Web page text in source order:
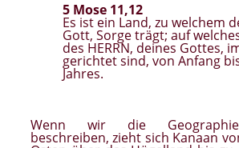
5 Mose 11,12
Es ist ein Land, zu welchem
Gott, Sorge trägt; auf
des HERRN, deines Gottes,
gerichtet sind, von Anfang
Jahres.
Wenn wir die
beschreiben, zieht sich Kanaan